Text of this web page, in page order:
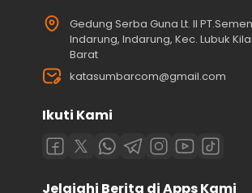
Gedung Serba Guna Lt. II
Indarung, Indarung, Kec. Lubuk
Barat
katasumbarcom@gmail.com
Ikuti Kami
Jelajahi Berita di Apps Kami